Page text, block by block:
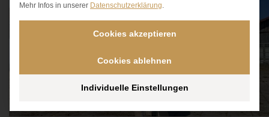
Mehr Infos in unserer Datenschutzerklärung
Cookies akzeptieren
Cookies ablehnen
Individuelle Einstellungen